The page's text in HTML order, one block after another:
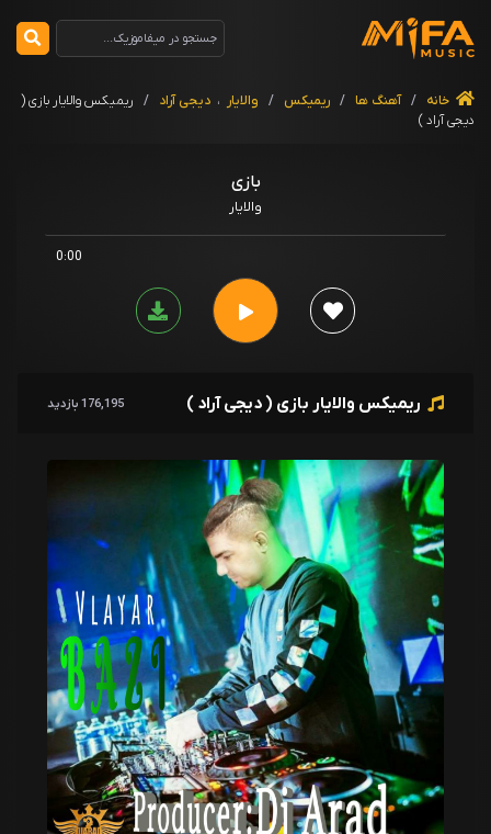
خانه / آهنگ ها / ریمیکس / والایار ، دیجی آراد /
ریمیکس والایار بازی (
دیجی آراد )
بازی
والایار
0:00
ریمیکس والایار بازی ( دیجی آراد ) 176,195 بازدید